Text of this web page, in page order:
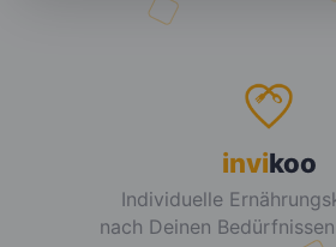
invikoo
Individuelle
nach Deinen